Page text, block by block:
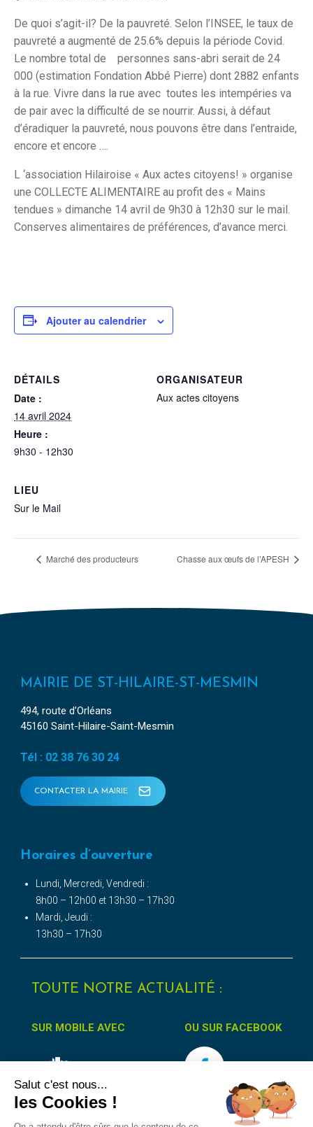
De quoi s’agit-il? De la pauvreté. Selon l’INSEE, le taux de
pauvreté a augmenté de 25.6% depuis la période Covid.
Le nombre total de personnes sans-abri serait de 24
000 (estimation Fondation Abbé Pierre) dont 2882 enfants
à la rue. Vivre dans la rue avec toutes les intempéries va
de pair avec la difficulté de se nourrir. Aussi, à défaut
d’éradiquer la pauvreté, nous pouvons être dans l’entraide,
encore et encore ….
L ‘association Hilairoise « Aux actes citoyens! » organise
une COLLECTE ALIMENTAIRE au profit des « Mains
tendues » dimanche 14 avril de 9h30 à 12h30 sur le mail.
Conserves alimentaires de préférences, d’avance merci.
Ajouter au calendrier
DÉTAILS
Date :
14 avril 2024
Heure :
9h30 - 12h30
ORGANISATEUR
Aux actes citoyens
LIEU
Sur le Mail
Marché des producteurs Chasse aux œufs de l’APESH
MAIRIE DE ST-HILAIRE-ST-MESMIN
494, route d’Orléans
45160 Saint-Hilaire-Saint-Mesmin
Tél : 02 38 76 30 24
CONTACTER LA MAIRIE
Horaires d’ouverture
Lundi, Mercredi, Vendredi :
8h00 – 12h00 et 13h30 – 17h30
Mardi, Jeudi :
13h30 – 17h30
TOUTE NOTRE ACTUALITÉ :
SUR MOBILE AVEC OU SUR FACEBOOK
Salut c'est nous...
les Cookies !